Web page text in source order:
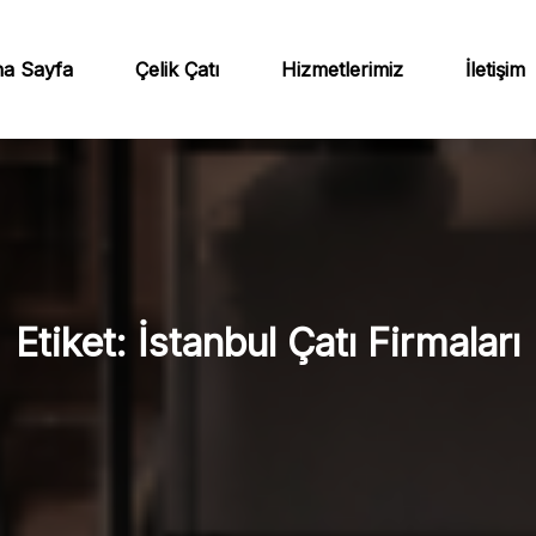
Sayfa Çelik Çatı Hizmetlerimiz İletişim
Etiket: İstanbul Çatı Firmaları